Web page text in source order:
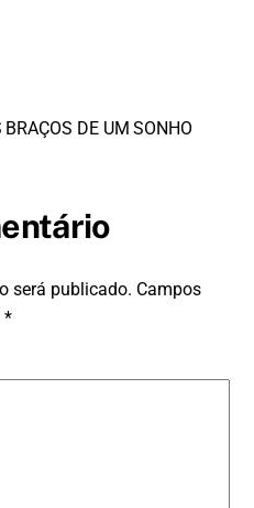
BRAÇOS DE UM SONHO
será publicado. Campos
*